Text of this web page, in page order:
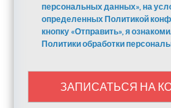
персональных данных», на
определенных Политикой
кнопку «Отправить», я
Политики обработки
ЗАПИСАТЬСЯ НА